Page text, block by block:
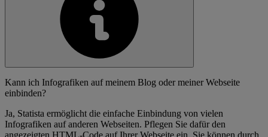
Kann ich Infografiken auf meinem Blog oder meiner Webseite
einbinden?
Ja, Statista ermöglicht die einfache Einbindung von vielen
Infografiken auf anderen Webseiten. Pflegen Sie dafür den